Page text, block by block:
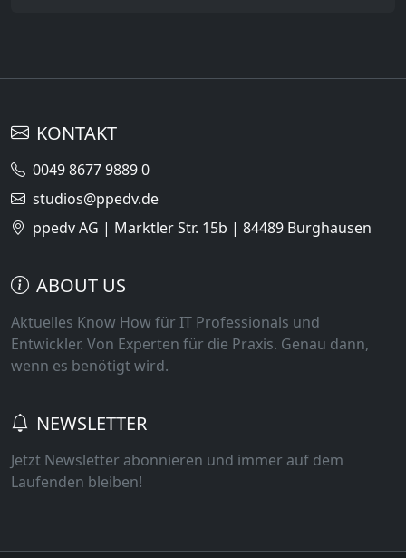
KONTAKT
0049 8677 9889 0
studios@ppedv.de
ppedv AG | Marktler Str. 15b | 84489 Burghausen
ABOUT US
Aktuelles Know How für IT Professionals und
Entwickler. Von Experten für die Praxis. Genau dann,
wenn es benötigt wird.
NEWSLETTER
Jetzt Newsletter abonnieren und immer auf dem
Laufenden bleiben!